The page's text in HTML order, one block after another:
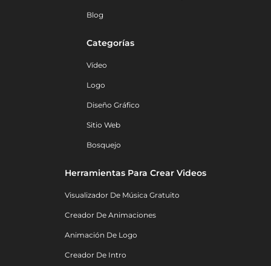
Blog
Categorías
Vídeo
Logo
Diseño Gráfico
Sitio Web
Bosquejo
Herramientas Para Crear Videos
Visualizador De Música Gratuito
Creador De Animaciones
Animación De Logo
Creador De Intro